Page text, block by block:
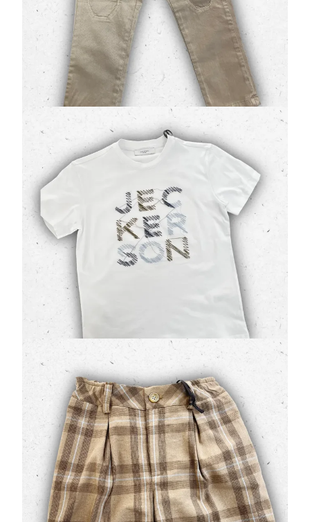
versione beige è il must-have per…
59,50 €
Jeckerson T-shirt Ragazzo Bianca con Stampa
Logo Graphic e "J" Iconica
(0 Valutazioni)
Jeckerson
T-Shirt Ragazzo
Stile pulito e carattere deciso: lat-shirt Jeckerson
modello J5180
reinterpreta i codici del brand per la
linea Teen. Realizzata in …
34,30 €
Jeckerson Bermuda Bambino Tartan Beige e
Celeste in Misto Lino
(0 Valutazioni)
Jeckerson•Shorts e Pantaloncini Bambino
L'eleganza sartoriale incontra la freschezza estiva nei
bermuda Jeckerson modello JB5635. Realizzati in
un pregiatomisto lino e coto…